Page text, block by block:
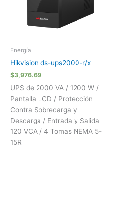
Energía
Hikvision ds-ups2000-r/x
$3,976.69
UPS de 2000 VA / 1200 W /
Pantalla LCD / Protección
Contra Sobrecarga y
Descarga / Entrada y Salida
120 VCA / 4 Tomas NEMA 5-
15R